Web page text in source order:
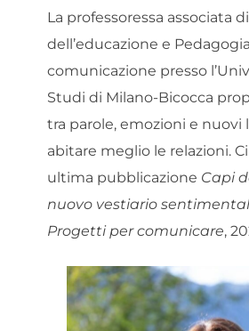
La professoressa associata
dell’educazione e
comunicazione presso
Studi di Milano-Bicocca
tra parole, emozioni e nuovi
abitare meglio le relazioni.
ultima pubblicazione Capi
nuovo vestiario
Progetti per comunicare,